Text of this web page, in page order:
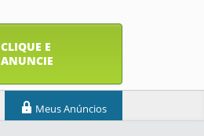
CLIQUE E
ANUNCIE
Meus Anúncios